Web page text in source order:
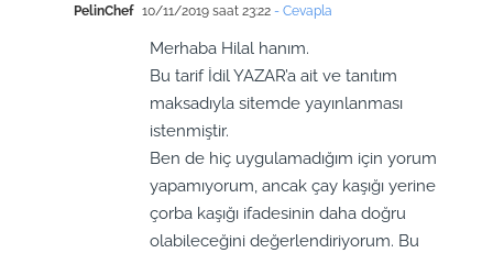
PelinChef 10/11/2019 saat 23:22- Cevapla
Merhaba Hilal hanım.
Bu tarif İdil YAZAR’a ait ve tanıtım
maksadıyla sitemde yayınlanması
istenmiştir.
Ben de hiç uygulamadığım için yorum
yapamıyorum, ancak çay kaşığı yerine
çorba kaşığı ifadesinin daha doğru
olabileceğini değerlendiriyorum. Bu